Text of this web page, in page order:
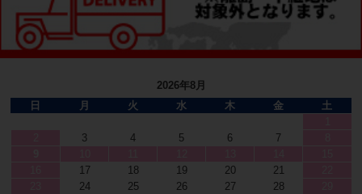
2026年8月
日
月 火 水 木 金
土
3 4 5 6 7
17 18 19 20 21
24 25 26 27 28